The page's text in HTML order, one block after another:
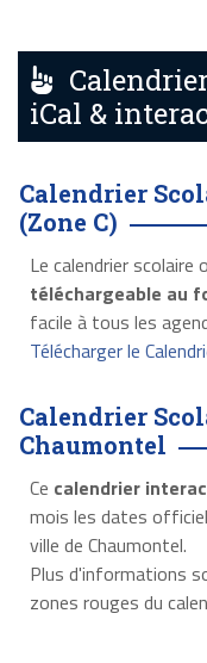
iCal &
Calendrier
(Zone C)
Le calendrier scolaire
téléchargeable au
facile à tous les
Télécharger le
Calendrier
Chaumontel
Ce calendrier
mois les dates
ville de Chaumontel.
Plus d'informations
zones rouges du